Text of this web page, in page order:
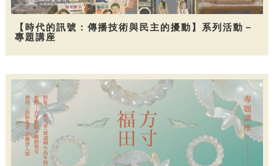
【時代的訊號：傳播技術與民主的擾動】系列活動－
專題講座